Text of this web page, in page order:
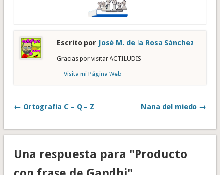
Escrito por José M. de la Rosa Sánchez
Gracias por visitar ACTILUDIS
Visita mi Página Web
← Ortografía C – Q – Z Nana del miedo →
Una respuesta para "Producto